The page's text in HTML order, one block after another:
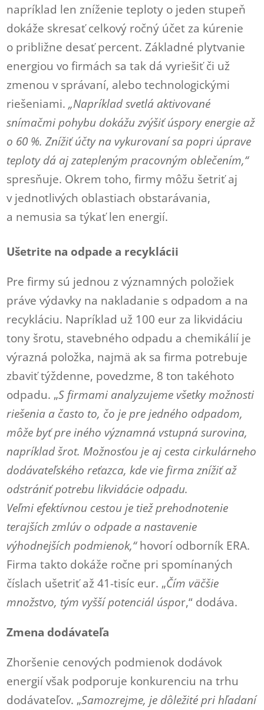
napríklad len zníženie teploty o jeden stupeň
dokáže skresať celkový ročný účet za kúrenie
o približne desať percent. Základné plytvanie
energiou vo firmách sa tak dá vyriešiť či už
zmenou v správaní, alebo technologickými
riešeniami.„Napríklad svetlá aktivované
snímačmi pohybu dokážu zvýšiť úspory energie až
o 60 %. Znížiť účty na vykurovaní sa popri úprave
teploty dá aj zatepleným pracovným oblečením,“
spresňuje. Okrem toho, firmy môžu šetriť aj
v jednotlivých oblastiach obstarávania,
a nemusia sa týkať len energií.
Ušetrite na odpade a recyklácii
Pre firmy sú jednou z významných položiek
práve výdavky na nakladanie s odpadom a na
recykláciu. Napríklad už 100 eur za likvidáciu
tony šrotu, stavebného odpadu a chemikálií je
výrazná položka, najmä ak sa firma potrebuje
zbaviť týždenne, povedzme, 8 ton takéhoto
odpadu. „S firmami analyzujeme všetky možnosti
riešenia a často to, čo je pre jedného odpadom,
môže byť pre iného významná vstupná surovina,
napríklad šrot. Možnosťou je aj cesta cirkulárneho
dodávateľského reťazca, kde vie firma znížiť až
odstrániť potrebu likvidácie odpadu.
Veľmi efektívnou cestou je tiež prehodnotenie
terajších zmlúv o odpade a nastavenie
výhodnejších podmienok,“hovorí odborník ERA.
Firma takto dokáže ročne pri spomínaných
číslach ušetriť až 41-tisíc eur. „Čím väčšie
množstvo, tým vyšší potenciál úspor,“ dodáva.
Zmena dodávateľa
Zhoršenie cenových podmienok dodávok
energií však podporuje konkurenciu na trhu
dodávateľov. „Samozrejme, je dôležité pri hľadaní